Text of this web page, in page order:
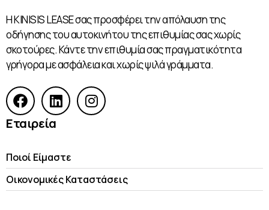
Η KINISIS LEASE σας προσφέρει την απόλαυση της
οδήγησης του αυτοκινήτου της επιθυμίας σας χωρίς
σκοτούρες. Κάντε την επιθυμία σας πραγματικότητα
γρήγορα με ασφάλεια και χωρίς ψιλά γράμματα.
Εταιρεία
Ποιοί Είμαστε
Οικονομικές Kαταστάσεις